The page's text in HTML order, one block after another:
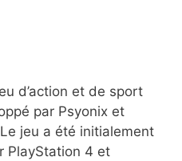
d’action et de sport
par Psyonix et
jeu a été initialement
PlayStation 4 et